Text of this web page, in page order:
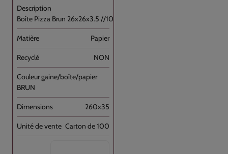
Boîte Pizza Brun 26x26x3.5 //100
Papier
NON
BRUN
260x35
Carton de 100